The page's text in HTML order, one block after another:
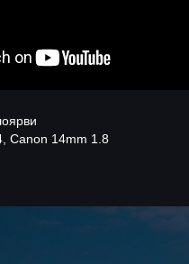
Canon 14mm 1.8